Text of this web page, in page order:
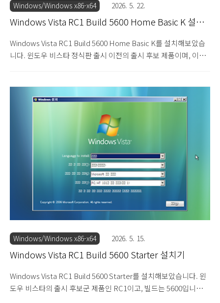
Windows/Windows x86-x64 2026. 5. 22.
Windows Vista RC1 Build 5600 Home Basic K 설치
Windows Vista RC1 Build 5600 Home Basic K를 설치해보았습
니다. 윈도우 비스타 정식판 출시 이전의 출시 후보 제품이며, 이전
어로 테마나 3D 창 전환 같은 그래픽 기능을 지원하지 않습니다. 홈
베이직부터는 에디션 이름 뒤에 메신저와 미디어 플레이어 프로그
램 포함 유무에 따라 K, KN이 붙습니다. 설치 DVD를 넣고 부팅하면
로딩 화면이 지나갑니다. 윈도우 비스타 RC1 빌드 5600 설치를 시
작합니다. 한글이 깨집니다. 다음을 눌러 설치를 진행합니다. 제품
키를 입력하는 화면이 나옵니다. 입력하지 않고 넘어가줍니다. 설치
할 에디션을 선택합니다...
Windows/Windows x86-x64 2026. 5. 15.
Windows Vista RC1 Build 5600 Starter 설치기
Windows Vista RC1 Build 5600 Starter를 설치해보았습니다. 윈
도우 비스타의 출시 후보군 제품인 RC1이고, 빌드는 5600입니다.